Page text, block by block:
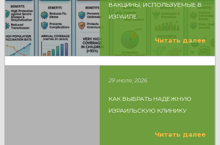
ВАКЦИНЫ, ИСПОЛЬЗУЕМЫЕ В
ИЗРАИЛЕ
Читать далее
КАК ВЫБРАТЬ НАДЕЖНУЮ
ИЗРАИЛЬСКУЮ КЛИНИКУ
29 июля, 2026
Читать далее